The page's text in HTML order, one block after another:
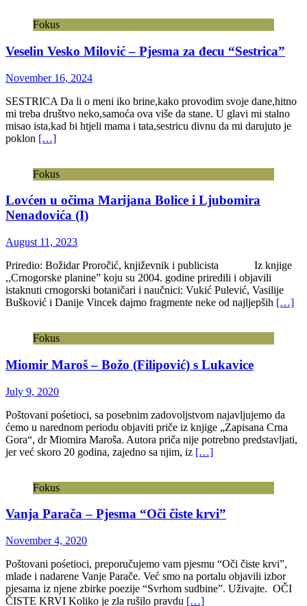
Fokus
Veselin Vesko Milović – Pjesma za đecu “Sestrica”
November 16, 2024
SESTRICA Da li o meni iko brine,kako provodim svoje dane,hitno
mi treba društvo neko,samoća ova više da stane. U glavi mi stalno
misao ista,kad bi htjeli mama i tata,sestricu divnu da mi darujuto je
poklon […]
Fokus
Lovćen u očima Marijana Bolice i Ljubomira
Nenadovića (I)
August 11, 2023
Priredio: Božidar Proročić, književnik i publicista Iz knjige
,,Crnogorske planine” koju su 2004. godine priredili i objavili
istaknuti crnogorski botaničari i naučnici: Vukić Pulević, Vasilije
Bušković i Danije Vincek dajmo fragmente neke od najljepših […]
Fokus
Miomir Maroš – Božo (Filipović) s Lukavice
July 9, 2020
Poštovani pośetioci, sa posebnim zadovoljstvom najavljujemo da
ćemo u narednom periodu objaviti priče iz knjige „Zapisana Crna
Gora“, dr Miomira Maroša. Autora priča nije potrebno predstavljati,
jer već skoro 20 godina, zajedno sa njim, iz […]
Fokus
Vanja Parača – Pjesma “Oči čiste krvi”
November 4, 2020
Poštovani pośetioci, preporučujemo vam pjesmu “Oči čiste krvi”,
mlade i nadarene Vanje Parače. Već smo na portalu objavili izbor
pjesama iz njene zbirke poezije “Svrhom sudbine”. Uživajte. OČI
ČISTE KRVI Koliko je zla rušilo pravdu […]